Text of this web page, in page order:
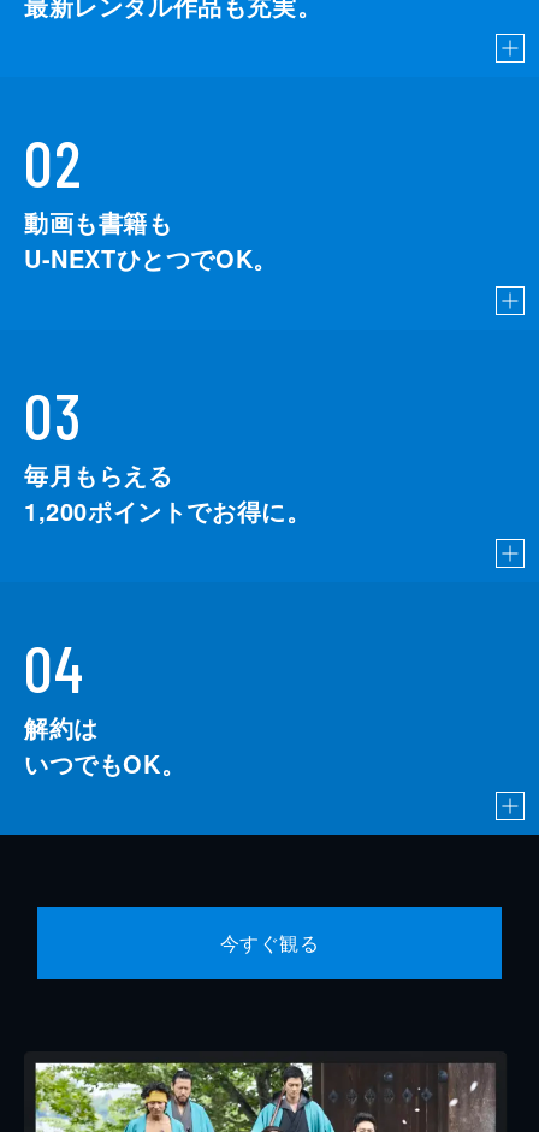
02
動画も書籍も
U-NEXTひとつでOK。
03
毎月もらえる
1,200ポイントでお得に。
04
解約は
いつでもOK。
今すぐ観る